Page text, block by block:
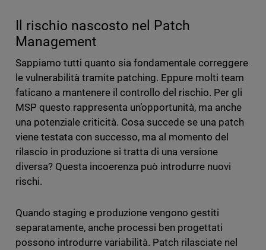
Il rischio nascosto nel Patch
Management
Sappiamo tutti quanto sia fondamentale correggere
le vulnerabilità tramite patching. Eppure molti team
faticano a mantenere il controllo del rischio. Per gli
MSP questo rappresenta un’opportunità, ma anche
una potenziale criticità. Cosa succede se una patch
viene testata con successo, ma al momento del
rilascio in produzione si tratta di una versione
diversa? Questa incoerenza può introdurre nuovi
rischi.
Quando staging e produzione vengono gestiti
separatamente, anche processi ben progettati
possono introdurre variabilità. Patch rilasciate nel